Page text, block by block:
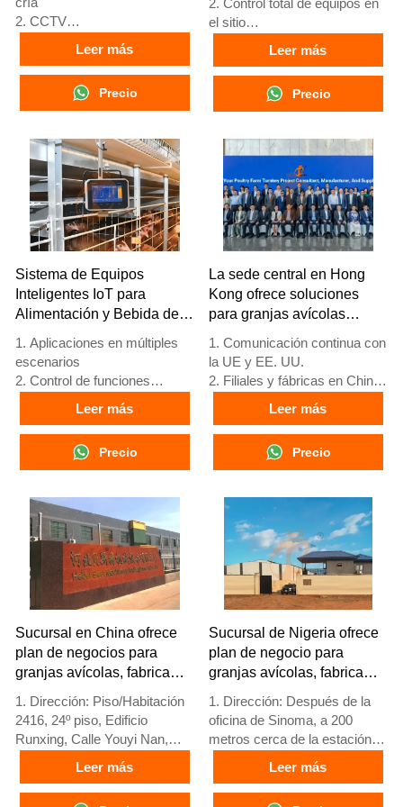
2. CCTV
3. Plataforma digital avícola -
pantalla grande integral
4. Gestión de alarmas
5. Recepción /WhatsApp NO.
: +8618830120193
Leer más
Precio
el sitio
3. Sistema de alarma de
autodiagnóstico
4. Hardware de estándar
5. Número de
recepción/WhatsApp:
+8618830120193
Leer más
Precio
Sistema de Equipos
Inteligentes IoT para
Alimentación y Bebida de
1. Aplicaciones en múltiples
escenarios
2. Control de funciones
3. Protección de alerta
temprana
4. Alto rendimiento de
escalabilidad
5. Número de
recepción/WhatsApp:
+8618830120193
Leer más
Precio
La sede central en Hong
Kong ofrece soluciones
para granjas avícolas
UE y fabrica equipos para
granjas avícolas
1. Comunicación continua con
la UE y EE. UU.
2. Filiales y fábricas en China,
Nigeria, Etiopía y Tanzania
3. La calidad de los productos
está personalizada para
granjas avícolas locales
4. Stock de jaulas avícolas y
equipos para granjas avícolas
a la venta
5. Recepción en línea 24
horas Whatsapp NO. :
+8618830120193，
contáctenos para obtener
información completa
Leer más
Precio
Sucursal en China ofrece
plan de negocios para
granjas avícolas, fabrica
avícolas
1. Dirección: Piso/Habitación
2416, 24º piso, Edificio
Runxing, Calle Youyi Nan,
Ciudad de Shijiazhuang,
Provincia de Hebei, China
2. Fábrica de equipos para
Leer más
Sucursal de Nigeria ofrece
plan de negocio para
granjas avícolas, fabrica
avícolas
1. Dirección: Después de la
oficina de Sinoma, a 200
metros cerca de la estación
de servicio Danco, autopista
Lagos/Ibadan, estado de
Lagos, Nigeria
Leer más